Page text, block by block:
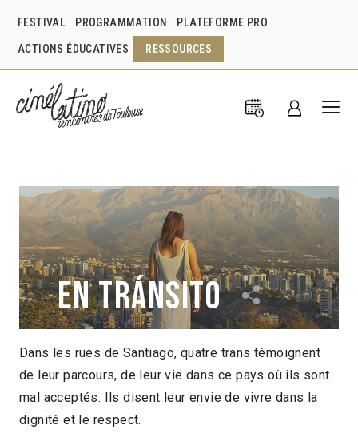
FESTIVAL PROGRAMMATION PLATEFORME PRO
ACTIONS ÉDUCATIVES RESSOURCES
En tránsito
Gallardo Constanza Chili 2017
1h07
2018 > Panorama des associations
Dans les rues de Santiago, quatre trans témoignent
de leur parcours, de leur vie dans ce pays où ils sont
mal acceptés. Ils disent leur envie de vivre dans la
dignité et le respect.